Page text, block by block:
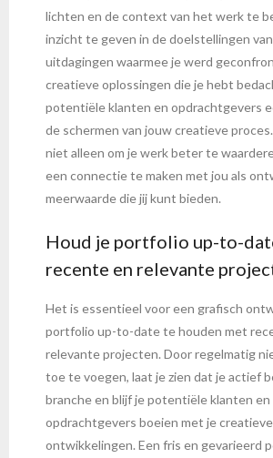
lichten en de context van het werk te
inzicht te geven in de doelstellingen
uitdagingen waarmee je werd
creatieve oplossingen die je hebt
potentiële klanten en opdrachtgevers
de schermen van jouw creatieve
niet alleen om je werk beter te
een connectie te maken met jou als
meerwaarde die jij kunt bieden.
Houd je portfolio up-to-
recente en relevante
Het is essentieel voor een grafisch
portfolio up-to-date te houden met
relevante projecten. Door regelmatig
toe te voegen, laat je zien dat je actief
branche en blijf je potentiële klanten en
opdrachtgevers boeien met je creatieve
ontwikkelingen. Een fris en gevarieerd